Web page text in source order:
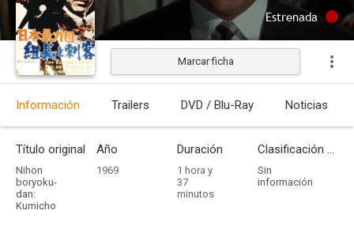
Estrenada
Marcar ficha
Información Trailers DVD / Blu-Ray Noticias
Título original
Nihon
boryoku-
dan:
Kumicho
Año
1969
Duración
1 hora y
37
minutos
Clasificación por edades
Sin
información